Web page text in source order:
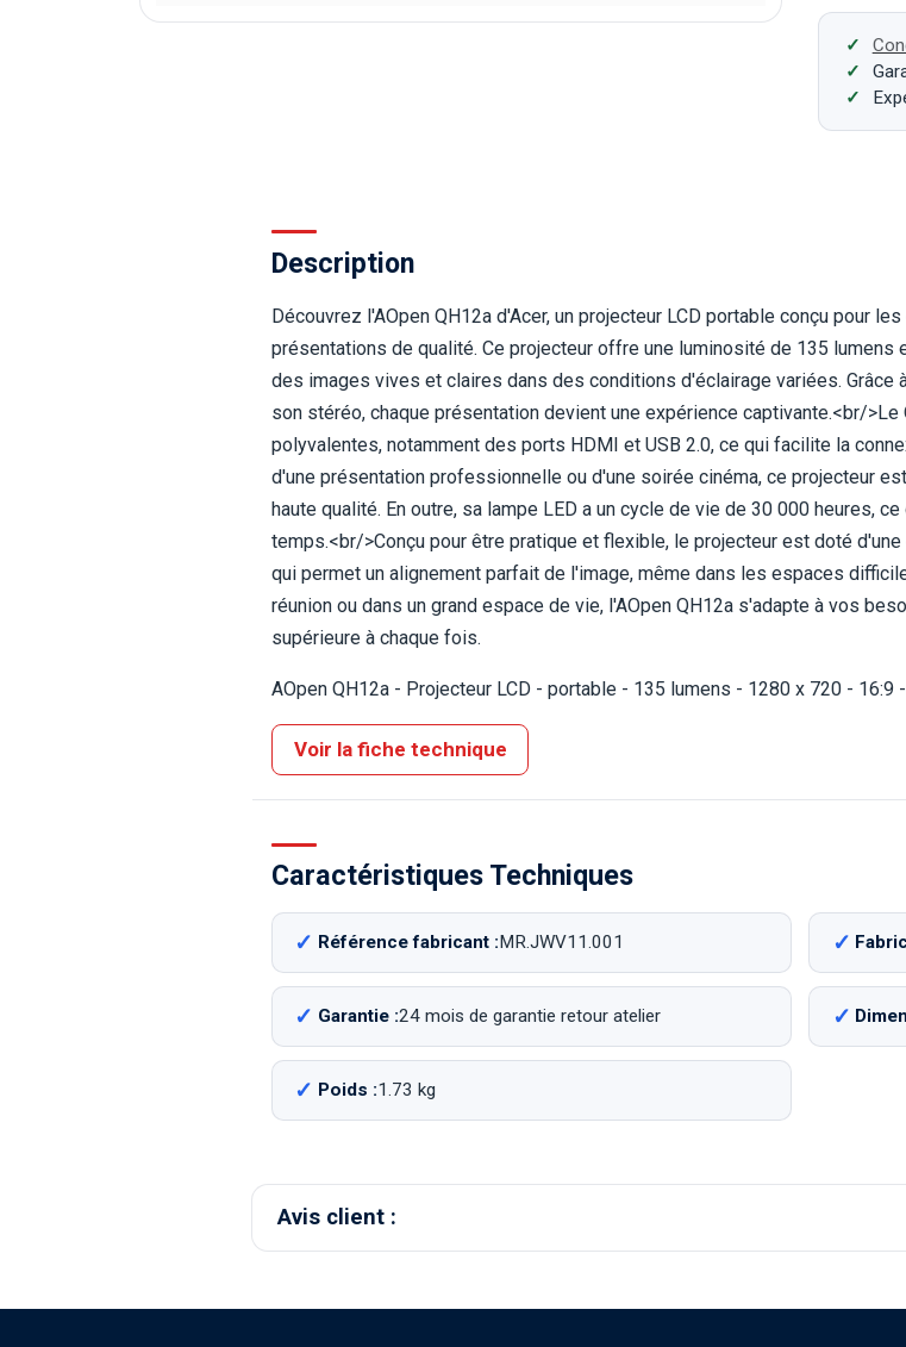
Description
Découvrez l'AOpen QH12a d'Acer, un projecteur LCD portable conçu pour
présentations de qualité. Ce projecteur offre une luminosité de 135 lumens
des images vives et claires dans des conditions d'éclairage variées. Grâce
son stéréo, chaque présentation devient une expérience captivante.<br/
polyvalentes, notamment des ports HDMI et USB 2.0, ce qui facilite la
d'une présentation professionnelle ou d'une soirée cinéma, ce projecteur
haute qualité. En outre, sa lampe LED a un cycle de vie de 30 000 heures,
temps.<br/>Conçu pour être pratique et flexible, le projecteur est doté
qui permet un alignement parfait de l'image, même dans les espaces
réunion ou dans un grand espace de vie, l'AOpen QH12a s'adapte à vos
supérieure à chaque fois.
AOpen QH12a - Projecteur LCD - portable - 135 lumens - 1280 x 720 - 16:9
Voir la fiche technique
Caractéristiques Techniques
Référence fabricant :MR.JWV11.001
Garantie :24 mois de garantie retour atelier
Poids :1.73 kg
Avis client :